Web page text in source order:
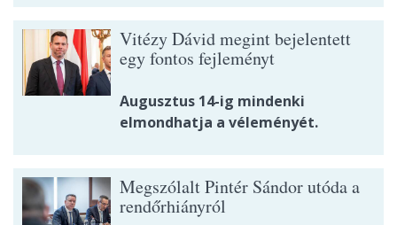
Vitézy Dávid megint bejelentett
egy fontos fejleményt
Augusztus 14-ig mindenki
elmondhatja a véleményét.
Megszólalt Pintér Sándor utóda a
rendőrhiányról